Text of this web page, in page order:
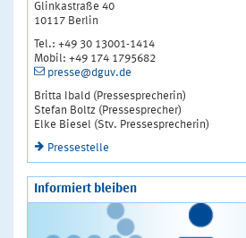
Glinkastraße 40
10117 Berlin
Tel.: +49 30 13001-1414
Mobil: +49 174 1795682
presse@dguv.de
Britta Ibald (Pressesprecherin)
Stefan Boltz (Pressesprecher)
Elke Biesel (Stv. Pressesprecherin)
Pressestelle
Informiert bleiben